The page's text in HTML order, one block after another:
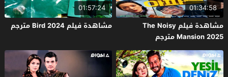
01:34:58
مشاهدة فيلم The Noisy
Mansion 2025 مترجم
01:57:24
مشاهدة فيلم Bird 2024 مترجم